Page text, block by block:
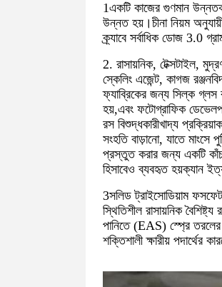
1একটি কাজের গুণমান
উন্নত হয়।চীনা নিয়ম
ক্র্যাবে সর্বাধিক ডোজ 3.0
2. রাসায়নিক, টেক্সটাইল,
স্কেলিং এজেন্ট, কাগজ
ফ্যাব্রিকের জন্য সিল্ক গ্লস
হয়,এবং ফটোগ্রাফিক
রস বিশুদ্ধকারীখাদ্য
সংহতি বাড়ানো, যাতে
প্রস্তুত করার জন্য একটি
হিসাবেও ব্যবহৃত হয়ক্যান
3সলিড ট্রাইসোডিয়াম
স্থিতিশীল রাসায়নিক
পানিতে (EAS) স্প্রে তরলের
শক্তিশালী ক্ষারীয় পদার্থের